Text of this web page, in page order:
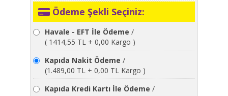
Ödeme Şekli Seçiniz:
Havale - EFT İle Ödeme /
( 1414,55 TL + 0,00 Kargo )
Kapıda Nakit Ödeme /
(1.489,00 TL + 0,00 TL Kargo )
Kapıda Kredi Kartı İle Ödeme /